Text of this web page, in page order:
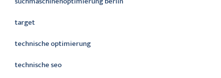
target
technische optimierung
technische seo